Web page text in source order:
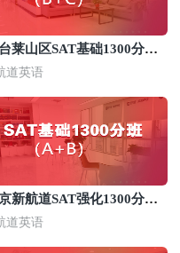
莱山区SAT基础1300分培
道英语
新航道SAT强化1300分培
道英语